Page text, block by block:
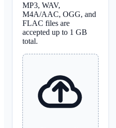
MP3, WAV,
M4A/AAC, OGG, and
FLAC files are
accepted up to 1 GB
total.